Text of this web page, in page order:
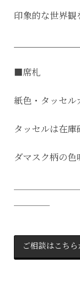
印象的な世界観
■席札
紙色・タッセル
タッセルは在庫
ダマスク柄の色
ご相談はこちら